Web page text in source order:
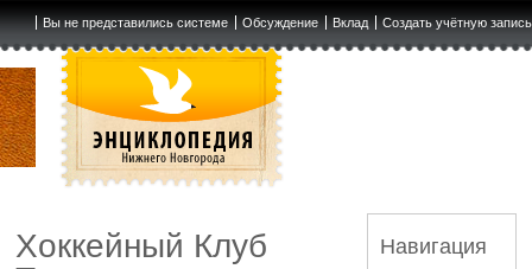
Вы не представились системе Обсуждение Вклад Создать учётную запись
Хоккейный Клуб
Навигация